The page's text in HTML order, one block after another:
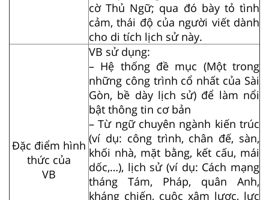
cờ Thủ Ngữ; qua đó bày tỏ tình
cảm, thái độ của người viết dành
cho di tích lịch sử này.
Đặc điểm hình
thức của
VB
VB sử dụng:
– Hệ thống đề mục (Một trong
những công trình cổ nhất của Sài
Gòn, bề dày lịch sử) để làm nổi
bật thông tin cơ bản
– Từ ngữ chuyên ngành kiến trúc
(ví dụ: công trình, chân đế, sàn,
khối nhà, mặt bằng, kết cấu, mái
dốc,…), lịch sử (ví dụ: Cách mạng
tháng Tám, Pháp, quân Anh,
kháng chiến, cuộc xâm lược, lực